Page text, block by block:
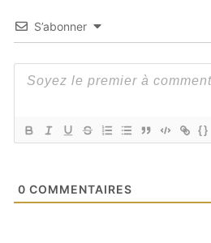
S’abonner
{}
0 COMMENTAIRES